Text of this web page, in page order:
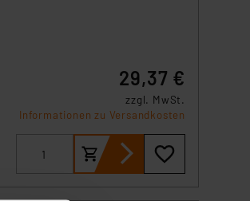
29,37 €
zzgl. MwSt.
Informationen zu Versandkosten